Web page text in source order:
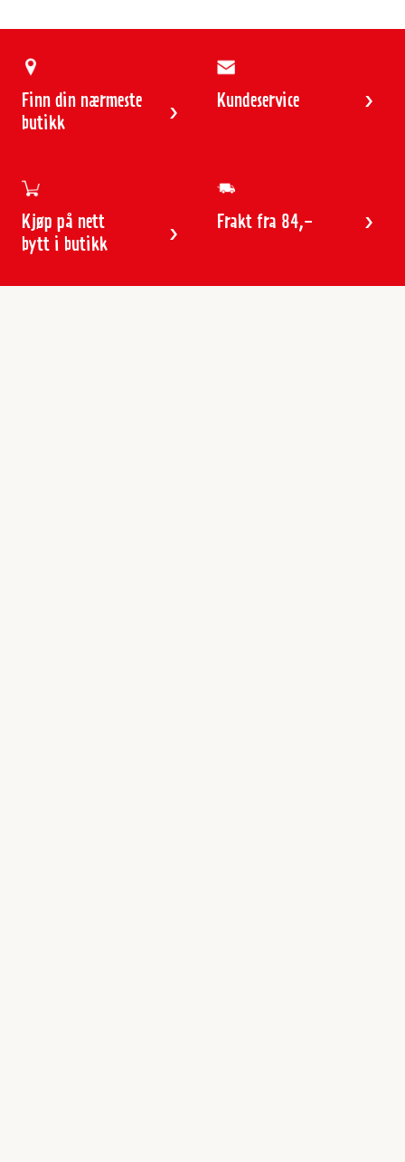
Finn din nærmeste
butikk
Kundeservice
Kjøp på nett
bytt i butikk
Frakt fra 84,-